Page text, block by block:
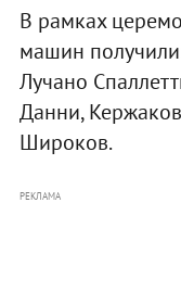
В рамках
машин
Лучано
Данни,
Широков.
РЕКЛАМА